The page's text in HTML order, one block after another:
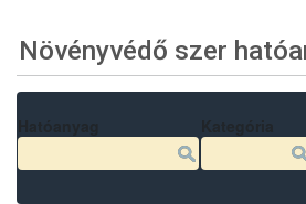
Növényvédő szer